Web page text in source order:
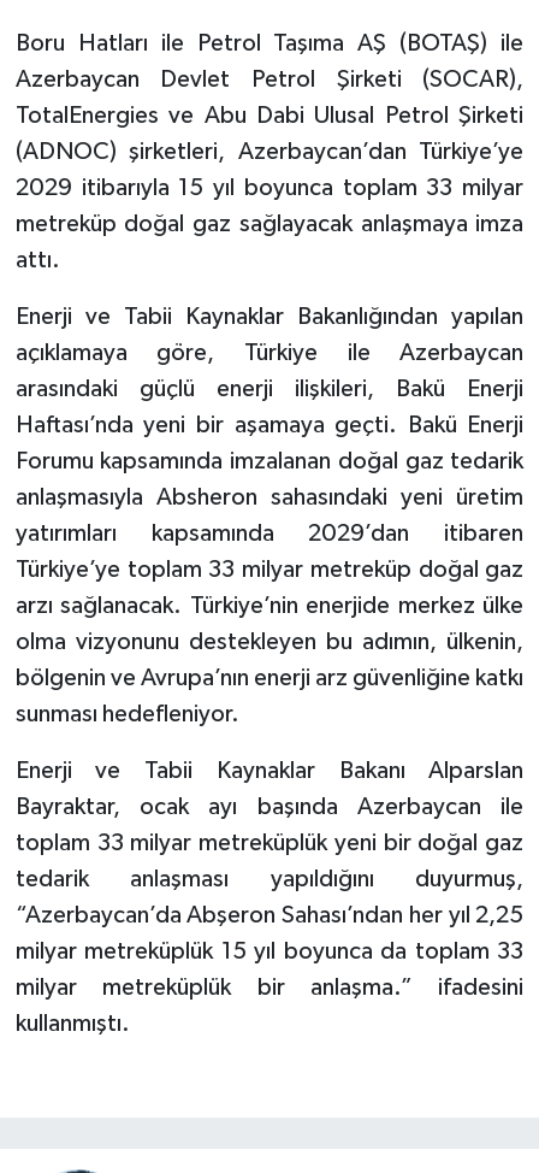
Boru Hatları ile Petrol Taşıma AŞ (BOTAŞ) ile
Azerbaycan Devlet Petrol Şirketi (SOCAR),
TotalEnergies ve Abu Dabi Ulusal Petrol Şirketi
(ADNOC) şirketleri, Azerbaycan’dan Türkiye’ye
2029 itibarıyla 15 yıl boyunca toplam 33 milyar
metreküp doğal gaz sağlayacak anlaşmaya imza
attı.
Enerji ve Tabii Kaynaklar Bakanlığından yapılan
açıklamaya göre, Türkiye ile Azerbaycan
arasındaki güçlü enerji ilişkileri, Bakü Enerji
Haftası’nda yeni bir aşamaya geçti. Bakü Enerji
Forumu kapsamında imzalanan doğal gaz tedarik
anlaşmasıyla Absheron sahasındaki yeni üretim
yatırımları kapsamında 2029’dan itibaren
Türkiye’ye toplam 33 milyar metreküp doğal gaz
arzı sağlanacak. Türkiye’nin enerjide merkez ülke
olma vizyonunu destekleyen bu adımın, ülkenin,
bölgenin ve Avrupa’nın enerji arz güvenliğine katkı
sunması hedefleniyor.
Enerji ve Tabii Kaynaklar Bakanı Alparslan
Bayraktar, ocak ayı başında Azerbaycan ile
toplam 33 milyar metreküplük yeni bir doğal gaz
tedarik anlaşması yapıldığını duyurmuş,
“Azerbaycan’da Abşeron Sahası’ndan her yıl 2,25
milyar metreküplük 15 yıl boyunca da toplam 33
milyar metreküplük bir anlaşma.” ifadesini
kullanmıştı.